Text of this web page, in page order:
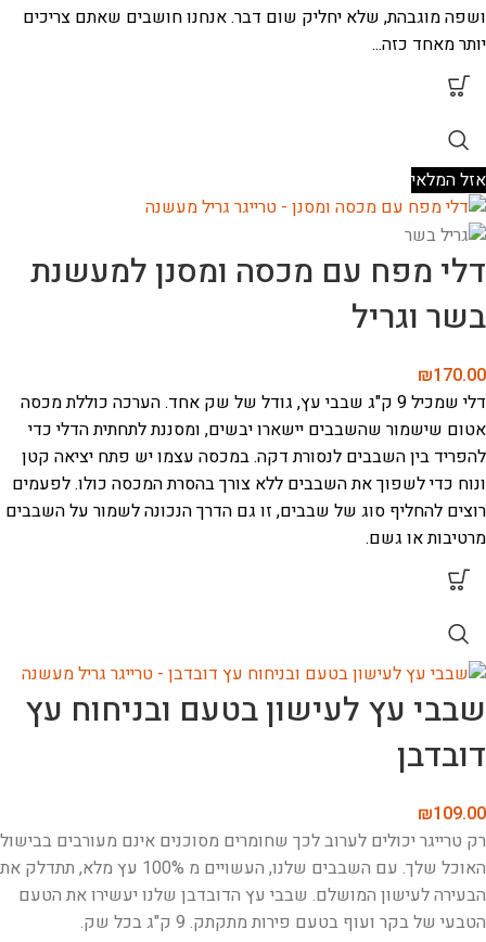
ושפה מוגבהת, שלא יחליק שום דבר.אנחנו חושבים שאתם צריכים
יותר מאחד כזה...
אזל המלאי
דלי מפח עם מכסה ומסנן למעשנת
בשר וגריל
₪170.00
דלי שמכיל 9 ק"ג שבבי עץ, גודל של שק אחד.
הערכה כוללת מכסה
אטום שישמור שהשבבים יישארו יבשים, ומסננת לתחתית הדלי כדי
להפריד בין השבבים לנסורת דקה.במכסה עצמו יש פתח יציאה קטן
ונוח כדי לשפוך את השבבים ללא צורך בהסרת המכסה כולו.לפעמים
רוצים להחליף סוג של שבבים, זו גם הדרך הנכונה לשמור על השבבים
מרטיבות או גשם.
שבבי עץ לעישון בטעם ובניחוח עץ
דובדבן
₪109.00
רק טרייגר יכולים לערוב לכך שחומרים מסוכנים אינם מעורבים בבישול
האוכל שלך. עם השבבים שלנו, העשויים מ 100% עץ מלא, תתדלק את
הבעירה לעישון המושלם. שבבי עץ הדובדבן שלנו יעשירו את הטעם
הטבעי של בקר ועוף בטעם פירות מתקתק. 9 ק"ג בכל שק.